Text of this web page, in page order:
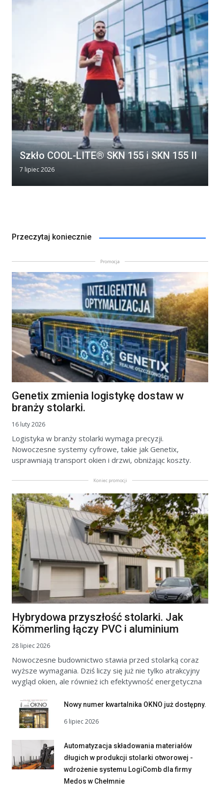
Szkło COOL-LITE® SKN 155 i SKN 155 II
7 lipiec 2026
Przeczytaj koniecznie
Promocja
Genetix zmienia logistykę dostaw w
branży stolarki.
16 luty 2026
Logistyka w branży stolarki wymaga precyzji.
Nowoczesne systemy cyfrowe, takie jak Genetix,
usprawniają transport okien i drzwi, obniżając koszty.
Koniec promocji
Hybrydowa przyszłość stolarki. Jak
Kömmerling łączy PVC i aluminium
28 lipiec 2026
Nowoczesne budownictwo stawia przed stolarką coraz
wyższe wymagania. Dziś liczy się już nie tylko atrakcyjny
wygląd okien, ale również ich efektywność energetyczna
Nowy numer kwartalnika OKNO już dostępny.
6 lipiec 2026
Automatyzacja składowania materiałów
długich w produkcji stolarki otworowej -
wdrożenie systemu LogiComb dla firmy
Medos w Chełmnie